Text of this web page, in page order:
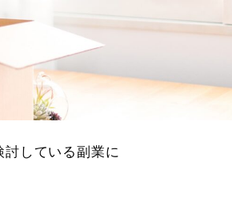
している副業に